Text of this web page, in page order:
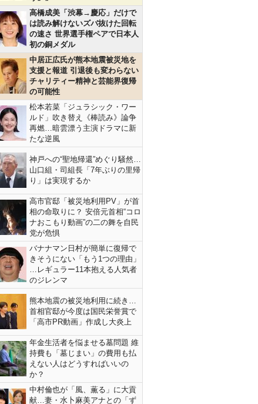
高橋成美「渋幕→慶応」だけで
は読み解けないズバ抜けた回転
の速さ 世界選手権ペアで日本人
初の銅メダル
中居正広氏が熊本地震被災地を
支援と報道 引退後も変わらない
チャリティー精神と芸能界復帰
の可能性
松本若菜「ジュラシック・ワー
ルド」吹き替え《棒読み》論争
再燃…暗雲漂う主演ドラマに新
たな逆風
神戸への“聖地帰還”めぐり騒然…
山口組・司組長「7年ぶりの里帰
り」は実現するか
高市官邸「被災地利用PV」が首
相の命取りに？ 安倍元首相“コロ
ナおこもり動画”の二の舞を自民
党が危惧
バナナマン日村が簡単に復帰で
きそうにない「もう1つの理由」
…レギュラー11本抱える人気者
のジレンマ
熊本地震の被災地利用に続き…
首相官邸が今度は国民栄誉賞で
「高市PR動画」作成し大炎上
年金生活者を悩ませる墓問題 維
持費も「墓じまい」の費用も払
えない人はどうすればいいの
か？
中村倫也が「風、薫る」に大貢
献…妻・水卜麻美アナとの「ず